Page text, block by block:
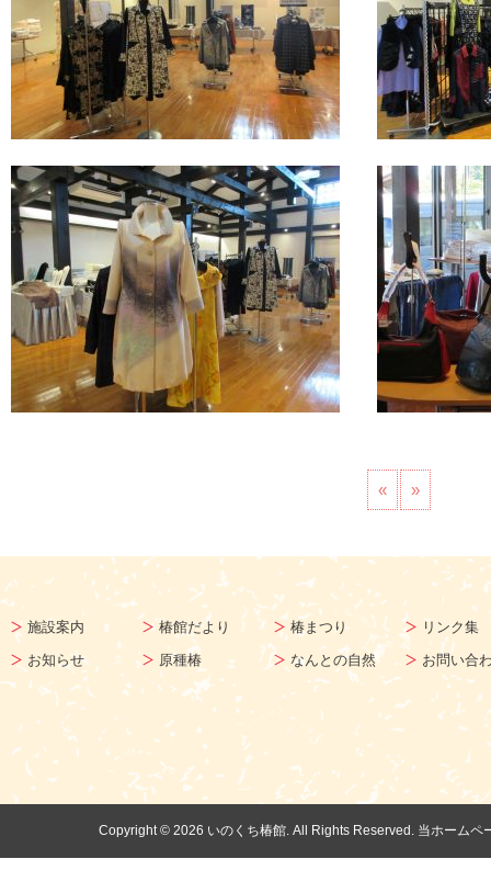
« »
施設案内 椿館だより 椿まつり
リンク集
お知らせ
原種椿 なんとの自然 お問い合
Copyright ©2026 いのくち椿館. All Rights Reserved. 当ホーム